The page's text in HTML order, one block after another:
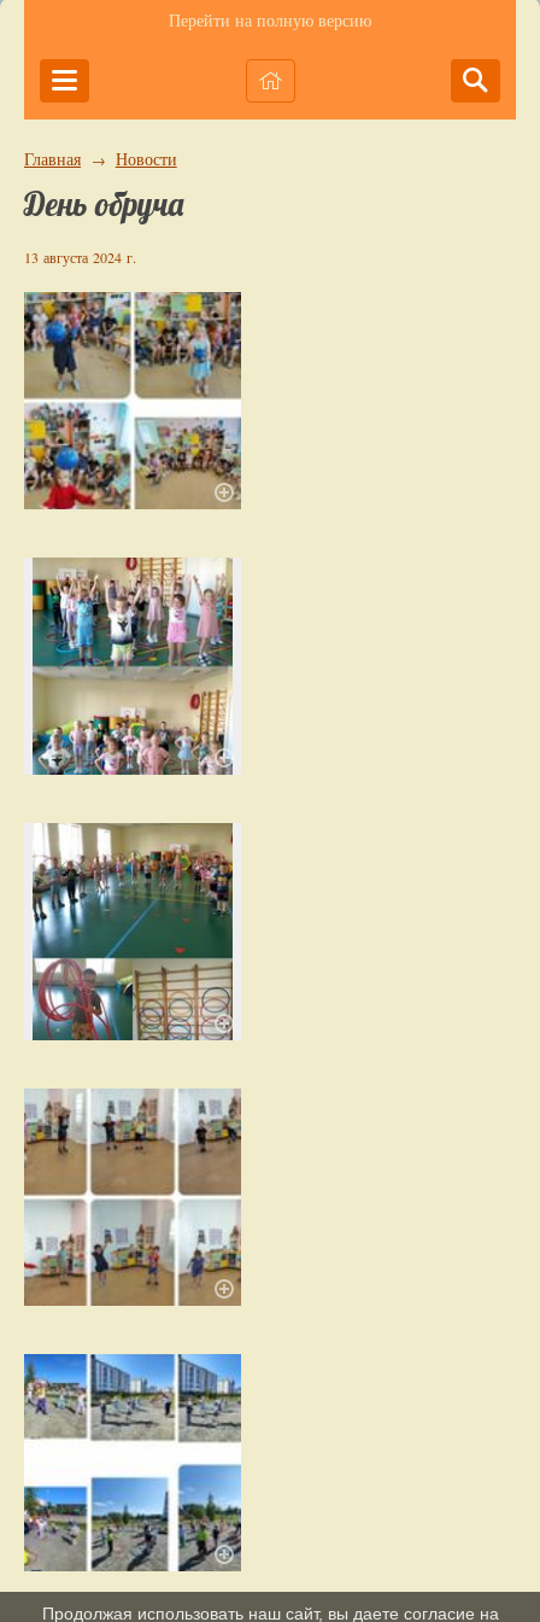
Перейти на полную версию
Главная → Новости
День обруча
13 августа 2024 г.
Продолжая использовать наш сайт, вы даете согласие на